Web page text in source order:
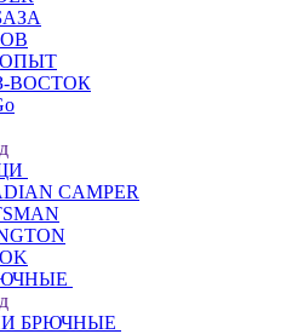
ВОСТОК
CAMPER
БРЮЧНЫЕ